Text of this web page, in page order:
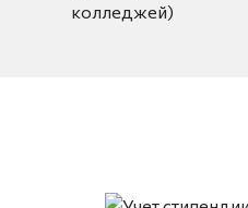
колледжей)